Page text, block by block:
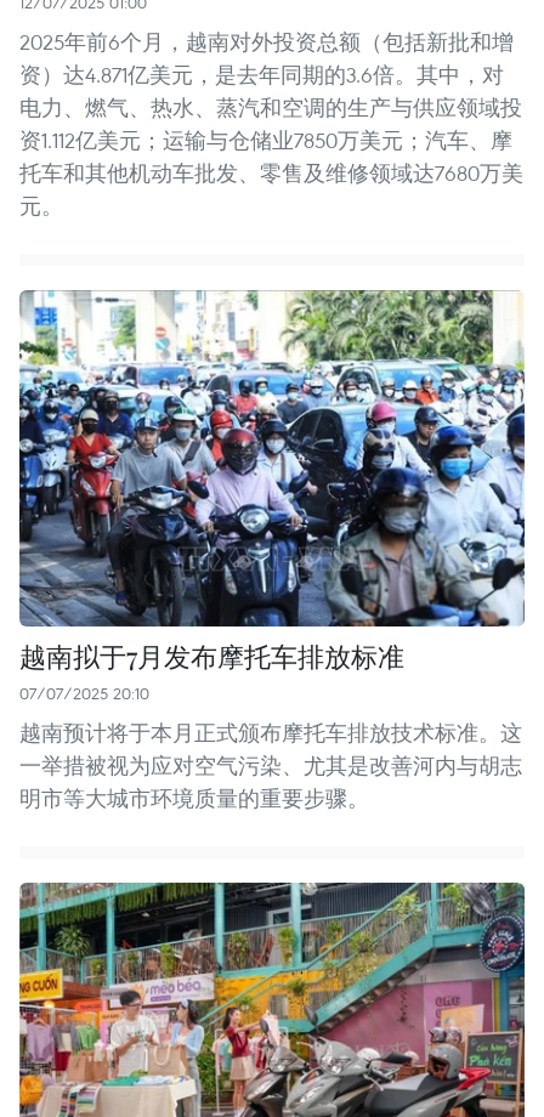
2025年前6个月，越南对外投资总额（包括新批和增
资）达4.871亿美元，是去年同期的3.6倍。其中，对
电力、燃气、热水、蒸汽和空调的生产与供应领域投
资1.112亿美元；运输与仓储业7850万美元；汽车、摩
托车和其他机动车批发、零售及维修领域达7680万美
元。
越南拟于7月发布摩托车排放标准
07/07/2025 20:10
越南预计将于本月正式颁布摩托车排放技术标准。这
一举措被视为应对空气污染、尤其是改善河内与胡志
明市等大城市环境质量的重要步骤。